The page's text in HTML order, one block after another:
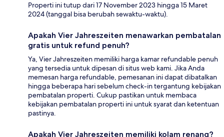
Properti ini tutup dari 17 November 2023 hingga 15 Maret
2024 (tanggal bisa berubah sewaktu-waktu).
Apakah Vier Jahreszeiten menawarkan pembatalan
gratis untuk refund penuh?
Ya, Vier Jahreszeiten memiliki harga kamar refundable penuh
yang tersedia untuk dipesan di situs web kami. Jika Anda
memesan harga refundable, pemesanan ini dapat dibatalkan
hingga beberapa hari sebelum check-in tergantung kebijakan
pembatalan properti. Cukup pastikan untuk membaca
kebijakan pembatalan properti ini untuk syarat dan ketentuan
pastinya.
Apakah Vier Jahreszeiten memiliki kolam renang?